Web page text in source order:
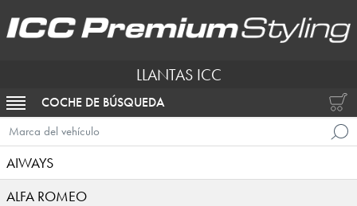
LLANTAS ICC
ACTIVAR NAVEGACIÓN
COCHE DE BÚSQUEDA
Marca del vehículo
AIWAYS
ALFA ROMEO